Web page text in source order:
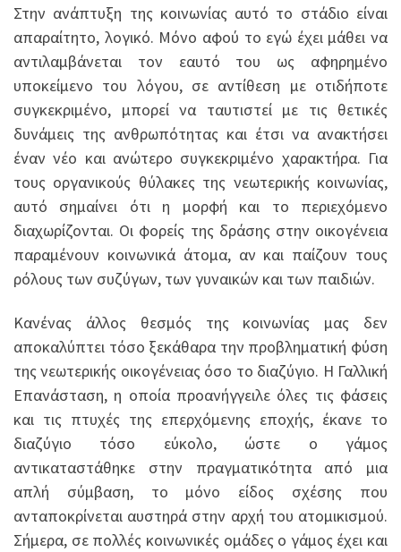
Στην ανάπτυξη της κοινωνίας αυτό το στάδιο είναι
απαραίτητο, λογικό. Μόνο αφού το εγώ έχει μάθει να
αντιλαμβάνεται τον εαυτό του ως αφηρημένο
υποκείμενο του λόγου, σε αντίθεση με οτιδήποτε
συγκεκριμένο, μπορεί να ταυτιστεί με τις θετικές
δυνάμεις της ανθρωπότητας και έτσι να ανακτήσει
έναν νέο και ανώτερο συγκεκριμένο χαρακτήρα. Για
τους οργανικούς θύλακες της νεωτερικής κοινωνίας,
αυτό σημαίνει ότι η μορφή και το περιεχόμενο
διαχωρίζονται. Οι φορείς της δράσης στην οικογένεια
παραμένουν κοινωνικά άτομα, αν και παίζουν τους
ρόλους των συζύγων, των γυναικών και των παιδιών.
Κανένας άλλος θεσμός της κοινωνίας μας δεν
αποκαλύπτει τόσο ξεκάθαρα την προβληματική φύση
της νεωτερικής οικογένειας όσο το διαζύγιο. Η Γαλλική
Επανάσταση, η οποία προανήγγειλε όλες τις φάσεις
και τις πτυχές της επερχόμενης εποχής, έκανε το
διαζύγιο τόσο εύκολο, ώστε ο γάμος
αντικαταστάθηκε στην πραγματικότητα από μια
απλή σύμβαση, το μόνο είδος σχέσης που
ανταποκρίνεται αυστηρά στην αρχή του ατομικισμού.
Σήμερα, σε πολλές κοινωνικές ομάδες ο γάμος έχει και